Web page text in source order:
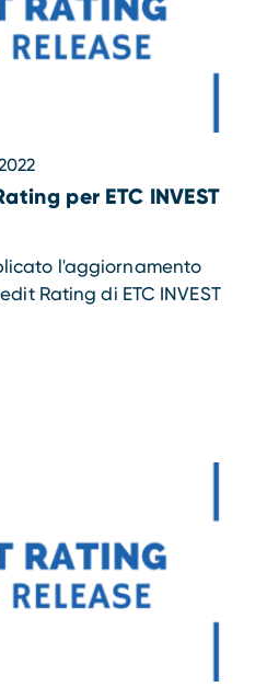
per ETC INVEST
l'aggiornamento
Rating di ETC INVEST